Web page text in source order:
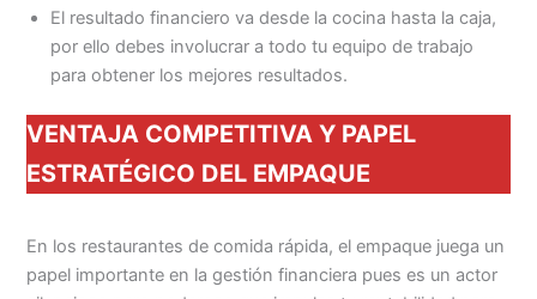
El resultado financiero va desde la cocina hasta la caja,
por ello debes involucrar a todo tu equipo de trabajo
para obtener los mejores resultados.
VENTAJA COMPETITIVA Y PAPEL
ESTRATÉGICO DEL EMPAQUE
En los restaurantes de comida rápida, el empaque juega un
papel importante en la gestión financiera pues es un actor